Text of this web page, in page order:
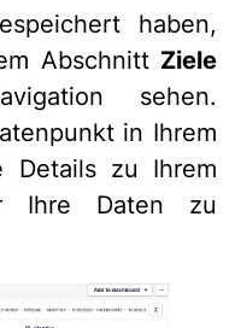
haben,
Abschnitt Ziele
sehen.
in Ihrem
Details zu Ihrem
Ihre Daten zu